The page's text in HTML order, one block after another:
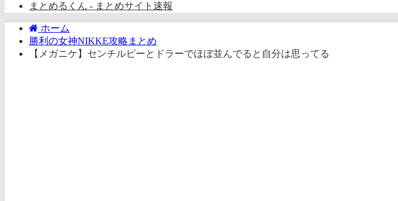
まとめるくん - まとめサイト速報
ホーム
勝利の女神NIKKE攻略まとめ
【メガニケ】センチルピーとドラーでほぼ並んでると自分は思ってる